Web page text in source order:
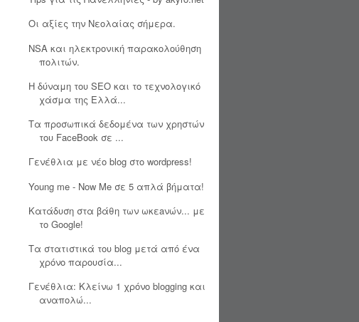
Οι αξίες την Νεολαίας σήμερα.
NSA και ηλεκτρονική παρακολούθηση
πολιτών.
Η δύναμη του SEO και το τεχνολογικό
χάσμα της Ελλά...
Τα προσωπικά δεδομένα των χρηστών
του FaceBook σε ...
Γενέθλια με νέο blog στο wordpress!
Young me - Now Me σε 5 απλά βήματα!
Κατάδυση στα βάθη των ωκεaνών... με
το Google!
Τα στατιστικά του blog μετά από ένα
χρόνο παρουσία...
Γενέθλια: Κλείνω 1 χρόνο blogging και
αναπολώ...